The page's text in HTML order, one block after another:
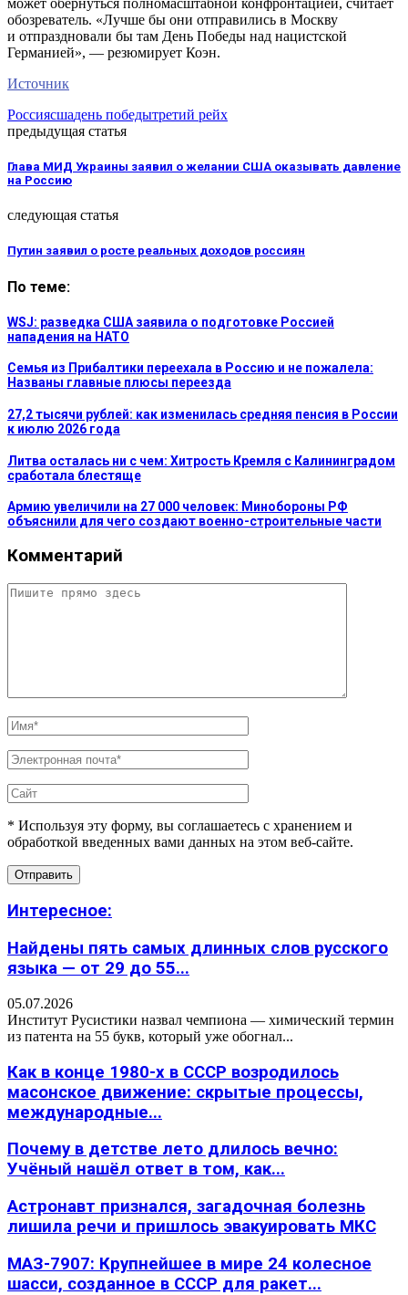
обозреватель. «Лучше бы они отправились в Москву
и отпраздновали бы там День Победы над нацистской
Германией», — резюмирует Коэн.
Источник
Россиясшадень победытретий рейх
предыдущая статья
Глава МИД Украины заявил о желании США оказывать давление
на Россию
следующая статья
Путин заявил о росте реальных доходов россиян
По теме:
WSJ: разведка США заявила о подготовке Россией
нападения на НАТО
Семья из Прибалтики переехала в Россию и не пожалела:
Названы главные плюсы переезда
27,2 тысячи рублей: как изменилась средняя пенсия в России
к июлю 2026 года
Литва осталась ни с чем: Хитрость Кремля с Калининградом
сработала блестяще
Армию увеличили на 27 000 человек: Минобороны РФ
объяснили для чего создают военно-строительные части
Комментарий
* Используя эту форму, вы соглашаетесь с хранением и
обработкой введенных вами данных на этом веб-сайте.
Интересное:
Найдены пять самых длинных слов русского
языка — от 29 до 55...
05.07.2026
Институт Русистики назвал чемпиона — химический термин
из патента на 55 букв, который уже обогнал...
Как в конце 1980-х в СССР возродилось
масонское движение: скрытые процессы,
международные...
Почему в детстве лето длилось вечно:
Учёный нашёл ответ в том, как...
Астронавт признался, загадочная болезнь
лишила речи и пришлось эвакуировать МКС
МАЗ-7907: Крупнейшее в мире 24 колесное
шасси, созданное в СССР для ракет...